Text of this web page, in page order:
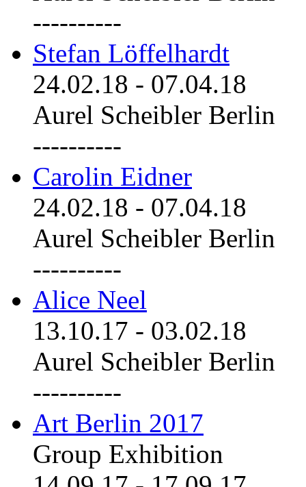
----------
Stefan Löffelhardt
24.02.18 - 07.04.18
Aurel Scheibler Berlin
----------
Carolin Eidner
24.02.18 - 07.04.18
Aurel Scheibler Berlin
----------
Alice Neel
13.10.17 - 03.02.18
Aurel Scheibler Berlin
----------
Art Berlin 2017
Group Exhibition